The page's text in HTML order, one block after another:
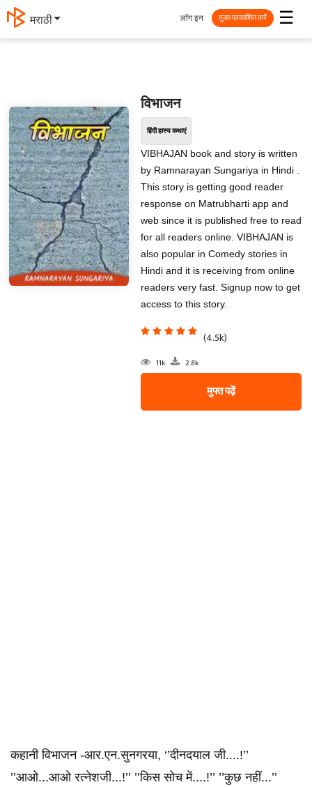
मराठी ☰
लॉग इन मुक्त प्रकाशित करें
विभाजन
हिंदी हास्य कथाएं
VIBHAJAN book and story is written
by Ramnarayan Sungariya in Hindi .
This story is getting good reader
response on Matrubharti app and
web since it is published free to read
for all readers online. VIBHAJAN is
also popular in Comedy stories in
Hindi and it is receiving from online
readers very fast. Signup now to get
access to this story.
(4.5k)
11k 2.8k
मुफ्त पढ़ें
कहानी विभाजन -आर.एन.सुनगरया, ‘’दीनदयाल जी....!’’
’’आओ...आओ रत्‍नेशजी...!’’ ’’किस सोच में....!’’ ’’कुछ नहीं...’’